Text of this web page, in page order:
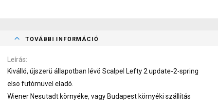
TOVÁBBI INFORMÁCIÓ
Leírás
Kiválló, újszerü állapotban lévö Scalpel Lefty 2 update-2-spring
elsö futómüvel eladó.
Wiener Nesutadt környéke, vagy Budapest környéki szállítás